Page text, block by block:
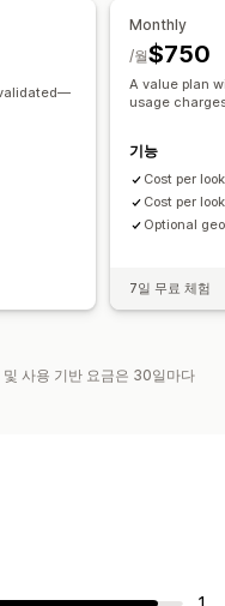
Monthly
$750
/월
A value plan
usage
기능
Cost per
Cost per
Optional
7일 무료 체험
사용 기반 요금은 30일마다